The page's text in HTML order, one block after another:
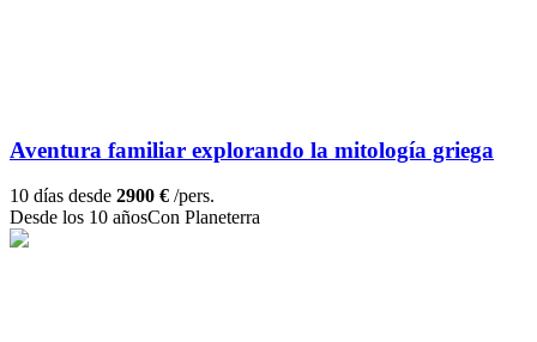
Aventura familiar explorando la mitología griega
10 días desde 2900 € /pers.
Desde los 10 añosCon Planeterra